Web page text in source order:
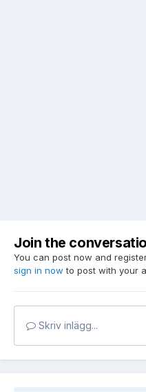
Join the
You can post now and
sign in now to post with your
Skriv inlägg...